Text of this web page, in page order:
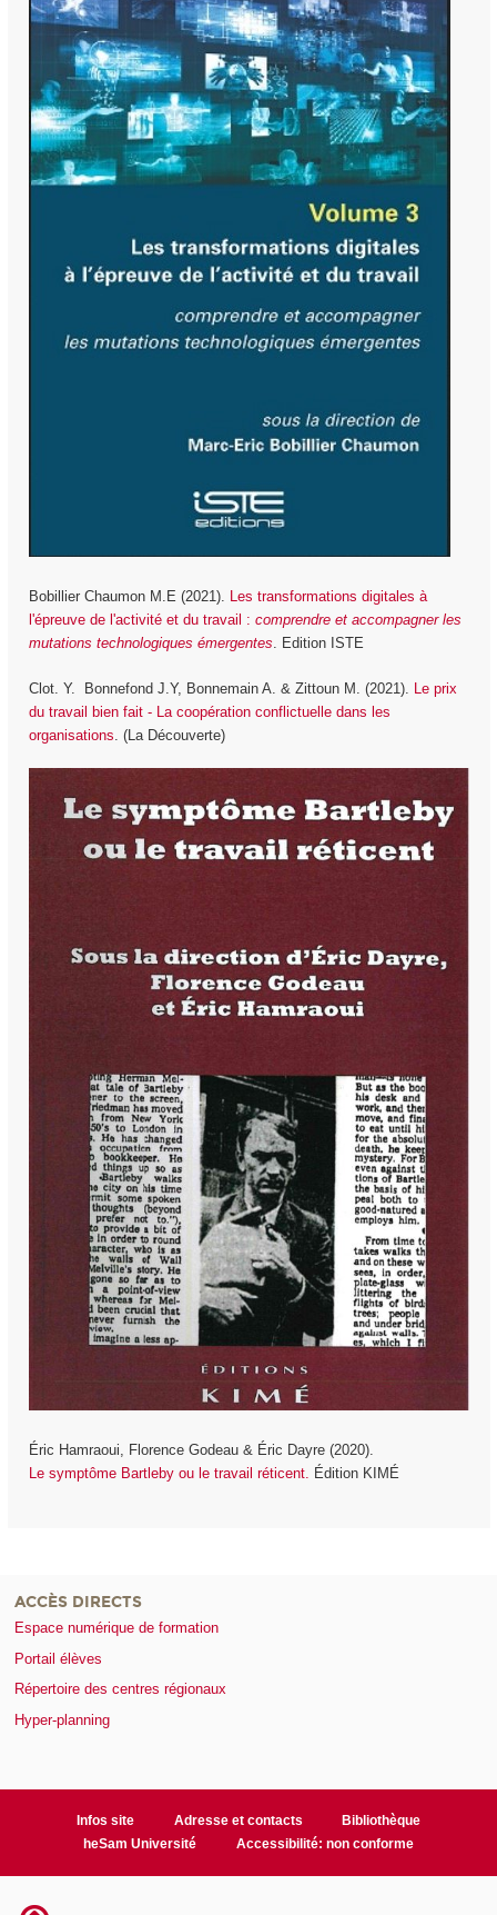
Bobillier Chaumon M.E (2021). Les transformations digitales à
l'épreuve de l'activité et du travail : comprendre et accompagner les
mutations technologiques émergentes. Edition ISTE
Clot. Y. Bonnefond J.Y, Bonnemain A. & Zittoun M. (2021). Le prix
du travail bien fait - La coopération conflictuelle dans les
organisations . (La Découverte)
Éric Hamraoui, Florence Godeau & Éric Dayre (2020).
Le symptôme Bartleby ou le travail réticent. Édition KIMÉ
ACCÈS DIRECTS
Espace numérique de formation
Portail élèves
Répertoire des centres régionaux
Hyper-planning
Infos site Adresse et contacts
Bibliothèque
heSam Université
Accessibilité: non conforme